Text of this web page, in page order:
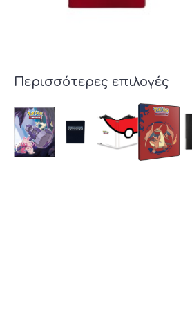
Περισσότερες επιλογές